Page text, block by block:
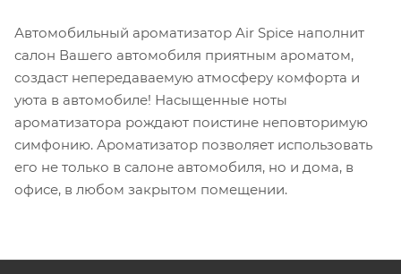
Автомобильный ароматизатор Air Spice наполнит
салон Вашего автомобиля приятным ароматом,
создаст непередаваемую атмосферу комфорта и
уюта в автомобиле! Насыщенные ноты
ароматизатора рождают поистине неповторимую
симфонию. Ароматизатор позволяет использовать
его не только в салоне автомобиля, но и дома, в
офисе, в любом закрытом помещении.